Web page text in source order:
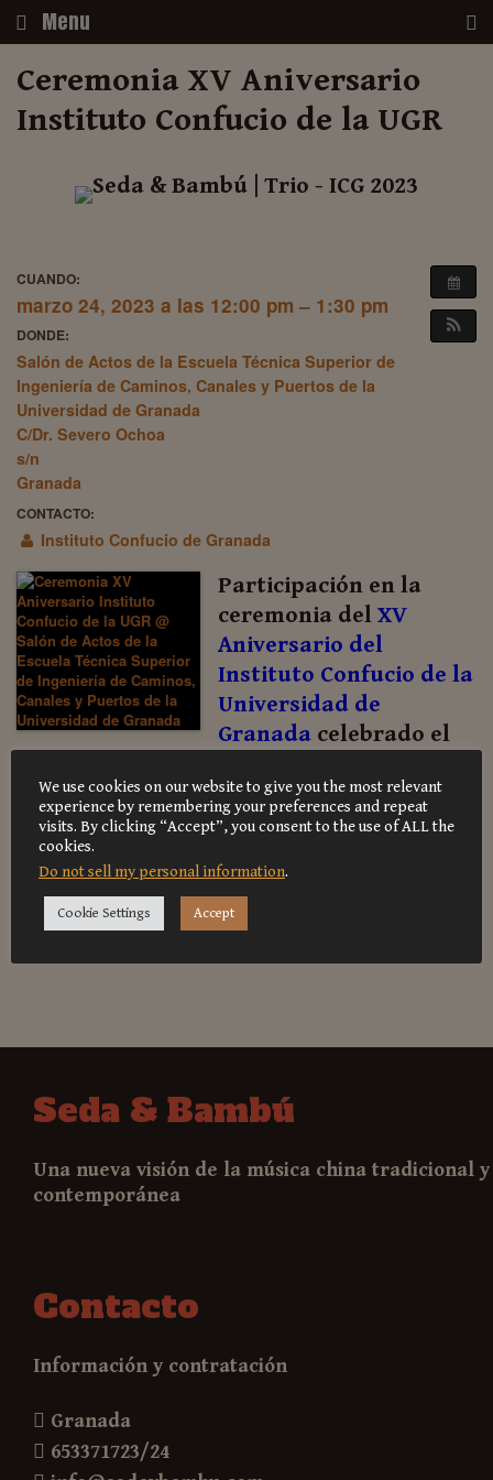
Skip
to
content
Menu
Ceremonia XV Aniversario
Instituto Confucio de la UGR
CUANDO:
marzo 24, 2023 a las 12:00 pm – 1:30 pm
DONDE:
Salón de Actos de la Escuela Técnica Superior de
Ingeniería de Caminos, Canales y Puertos de la
Universidad de Granada
C/Dr. Severo Ochoa
s/n
Granada
CONTACTO:
Instituto Confucio de Granada
Participación en la
ceremonia delXV
Aniversario del
Instituto Confucio de la
Universidad de
Granada celebrado el
el Salón de Actos de la Escuela Técnica
Superior de Ingeniería de Caminos,
Canales y Puertos de la Universidad de
Granada.
Seda & Bambú
Una nueva visión de la música china tradicional y
contemporánea
Contacto
Información y contratación
Granada
653371723/24
We use cookies on our website to give you the most relevant
experience by remembering your preferences and repeat
visits. By clicking “Accept”, you consent to the use of ALL the
cookies.
Do not sell my personal information.
Cookie Settings Accept